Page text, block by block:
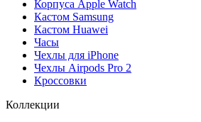
Корпуса Apple Watch
Кастом Samsung
Кастом Huawei
Часы
Чехлы для iPhone
Чехлы Airpods Pro 2
Кроссовки
Коллекции